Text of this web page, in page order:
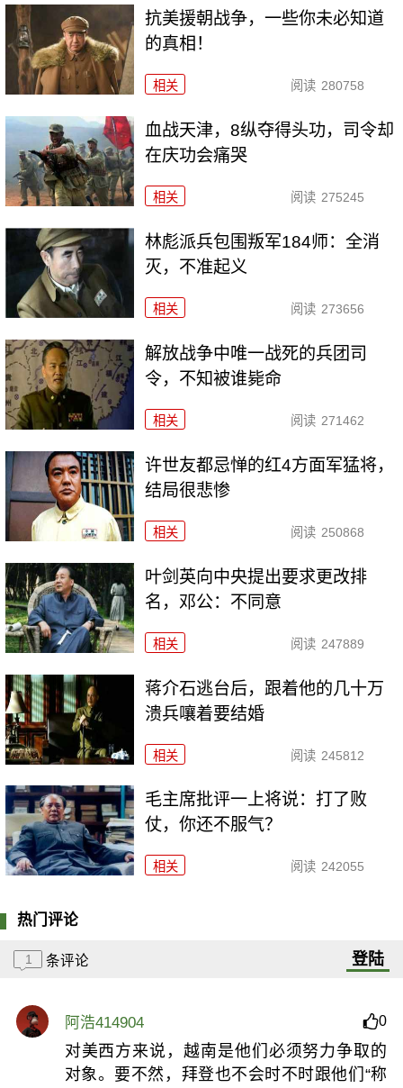
抗美援朝战争，一些你未必知道
的真相！
相关 阅读 280758
血战天津，8纵夺得头功，司令却
在庆功会痛哭
相关 阅读 275245
林彪派兵包围叛军184师：全消
灭，不准起义
相关 阅读 273656
解放战争中唯一战死的兵团司
令，不知被谁毙命
相关 阅读 271462
许世友都忌惮的红4方面军猛将，
结局很悲惨
相关 阅读 250868
叶剑英向中央提出要求更改排
名，邓公：不同意
相关 阅读 247889
蒋介石逃台后，跟着他的几十万
溃兵嚷着要结婚
相关 阅读 245812
毛主席批评一上将说：打了败
仗，你还不服气？
相关 阅读 242055
热门评论
1 条评论 登陆
阿浩414904 0
对美西方来说，越南是他们必须努力争取的
对象。要不然，拜登也不会时不时跟他们“称